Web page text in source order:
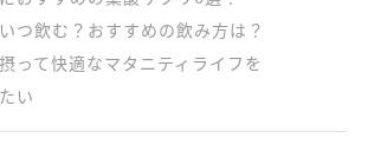
つ飲む？おすすめの飲み方は？
って快適なマタニティライフを
い